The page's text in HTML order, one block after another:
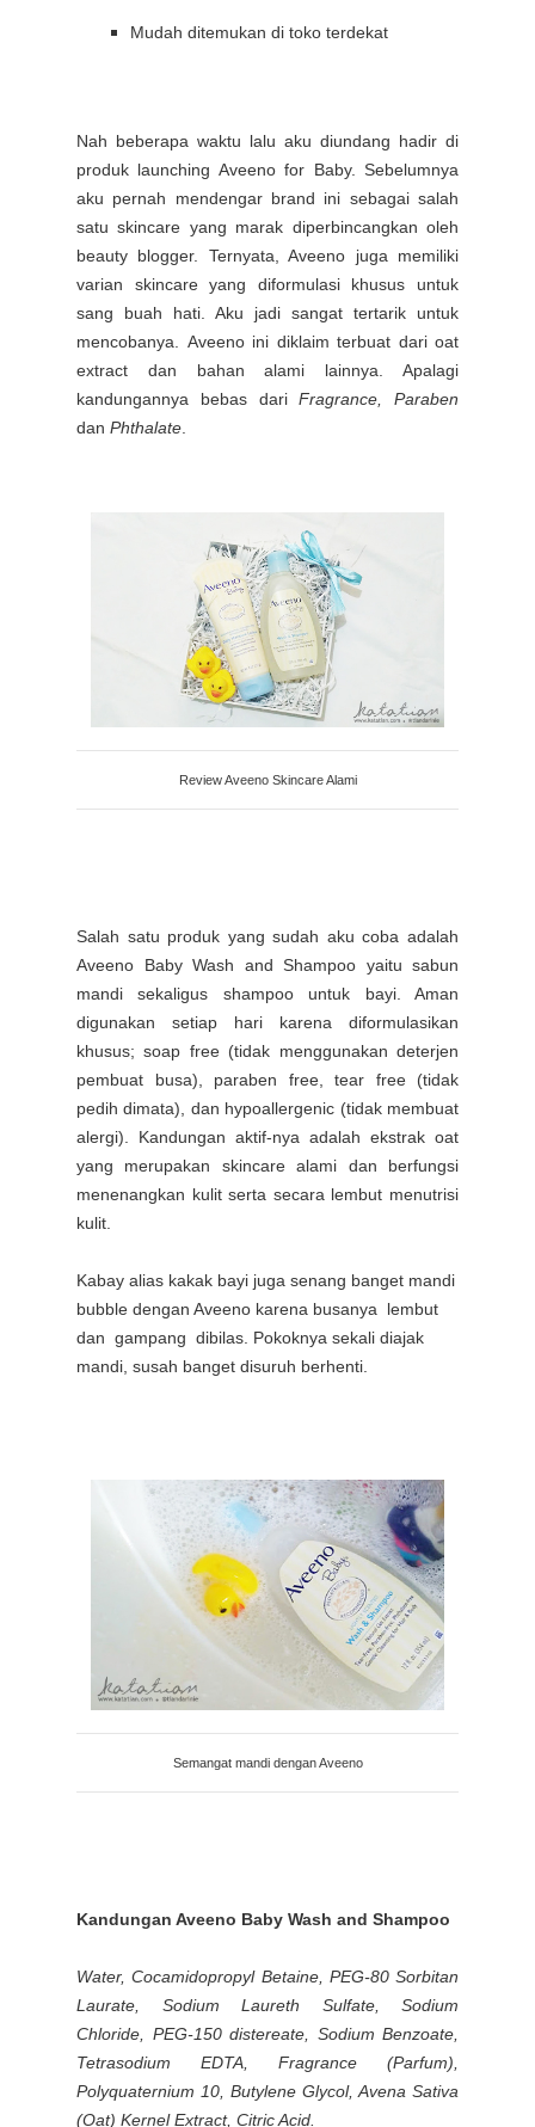
Mudah ditemukan di toko terdekat
Nah beberapa waktu lalu aku diundang hadir di
produk launching Aveeno for Baby. Sebelumnya
aku pernah mendengar brand ini sebagai salah
satu skincare yang marak diperbincangkan oleh
beauty blogger. Ternyata, Aveeno juga memiliki
varian skincare yang diformulasi khusus untuk
sang buah hati. Aku jadi sangat tertarik untuk
mencobanya. Aveeno ini diklaim terbuat dari oat
extract dan bahan alami lainnya. Apalagi
kandungannya bebas dariFragrance, Paraben
dan Phthalate
Review Aveeno Skincare Alami
Salah satu produk yang sudah aku coba adalah
Aveeno Baby Wash and Shampoo yaitu sabun
mandi sekaligus shampoo untuk bayi. Aman
digunakan setiap hari karena diformulasikan
khusus; soap free (tidak menggunakan deterjen
pembuat busa), paraben free, tear free (tidak
pedih dimata), dan hypoallergenic (tidak membuat
alergi). Kandungan aktif-nya adalah ekstrak oat
yang merupakan skincare alami dan berfungsi
menenangkan kulit serta secara lembut menutrisi
kulit.
Kabay alias kakak bayi juga senang banget mandi
bubble dengan Aveeno karena busanya lembut
dan gampang dibilas. Pokoknya sekali diajak
mandi, susah banget disuruh berhenti.
Semangat mandi dengan Aveeno
Kandungan Aveeno Baby Wash and Shampoo
Water, Cocamidopropyl Betaine, PEG-80 Sorbitan
Laurate, Sodium Laureth Sulfate, Sodium
Chloride, PEG-150 distereate, Sodium Benzoate,
Tetrasodium EDTA, Fragrance (Parfum),
Polyquaternium 10, Butylene Glycol, Avena Sativa
(Oat) Kernel Extract, Citric Acid.